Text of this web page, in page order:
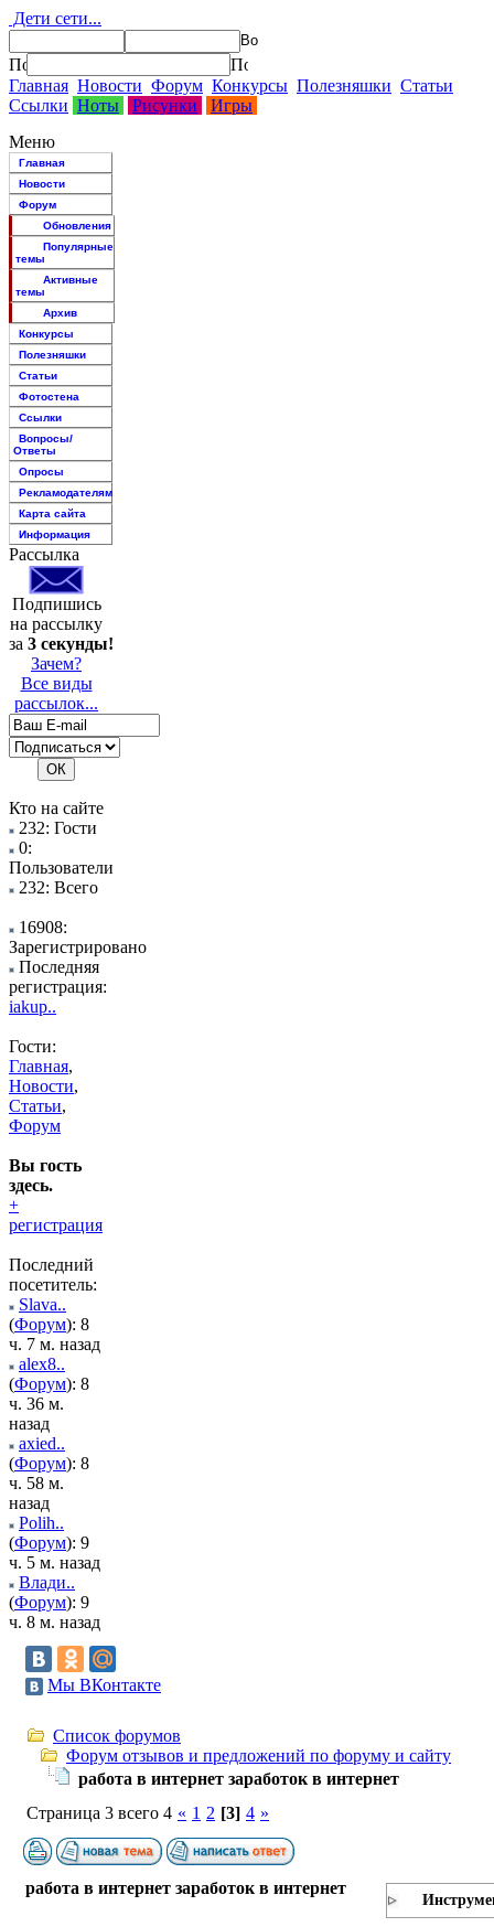
Дети сети...
Главная Новости Форум Конкурсы Полезняшки Статьи
Ссылки Ноты Рисунки
Игры
Меню
Главная
Новости
Форум
Обновления
Популярные
темы
Активные
темы
Архив
Конкурсы
Полезняшки
Статьи
Фотостена
Ссылки
Вопросы/
Ответы
Опросы
Рекламодателям
Карта сайта
Информация
Рассылка
Подпишись
на рассылку
за 3 секунды!
Зачем?
Все виды
рассылок...
Кто на сайте
232: Гости
0:
Пользователи
232: Всего
16908:
Зарегистрировано
Последняя
регистрация:
iakup..
Гости:
Главная,
Новости,
Статьи,
Форум
Вы гость
здесь.
+
регистрация
Последний
посетитель:
Slava..
(Форум): 8
ч. 7 м. назад
alex8..
(Форум): 8
ч. 36 м.
назад
axied..
(Форум): 8
ч. 58 м.
назад
Polih..
(Форум): 9
ч. 5 м. назад
Влади..
(Форум): 9
ч. 8 м. назад
Мы ВКонтакте
Список форумов
Форум отзывов и предложений по форуму и сайту
работа в интернет заработок в интернет
Страница 3 всего 4 « 1 2 [3] 4 »
работа в интернет заработок в интернет